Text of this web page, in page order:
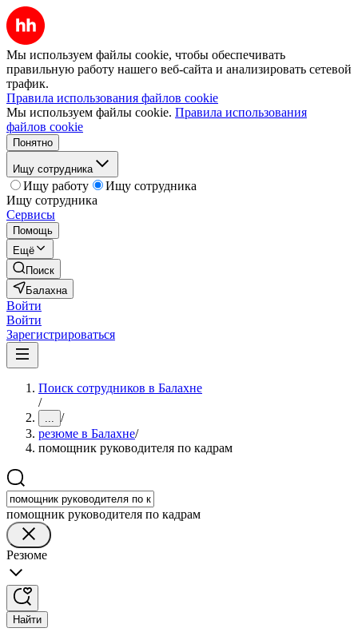
Мы используем файлы cookie, чтобы обеспечивать
правильную работу нашего веб-сайта и анализировать сетевой
трафик.
Правила использования файлов cookie
Мы используем файлы cookie. Правила использования
файлов cookie
Понятно
Ищу сотрудника
Ищу работу
Ищу сотрудника
Ищу сотрудника
Сервисы
Помощь
Ещё
Поиск
Балахна
Войти
Войти
Зарегистрироваться
Поиск сотрудников в Балахне
/
... /
резюме в Балахне/
помощник руководителя по кадрам
помощник руководителя по кадрам
Резюме
Найти